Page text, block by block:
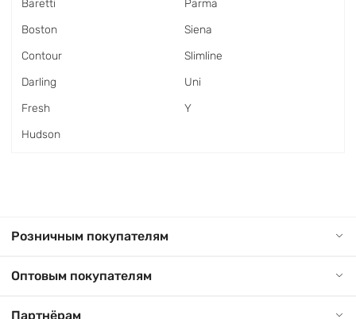
Baretti
Boston
Contour
Darling
Fresh
Hudson
Parma
Siena
Slimline
Uni
Y
Розничным покупателям
Оптовым покупателям
Партнёрам